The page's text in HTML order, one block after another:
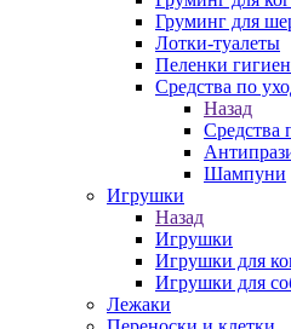
Груминг для
Лотки-туалеты
Пеленки
Средства по
Назад
Средства
Шампуни
Игрушки
Назад
Игрушки
Игрушки для
Игрушки для
Лежаки